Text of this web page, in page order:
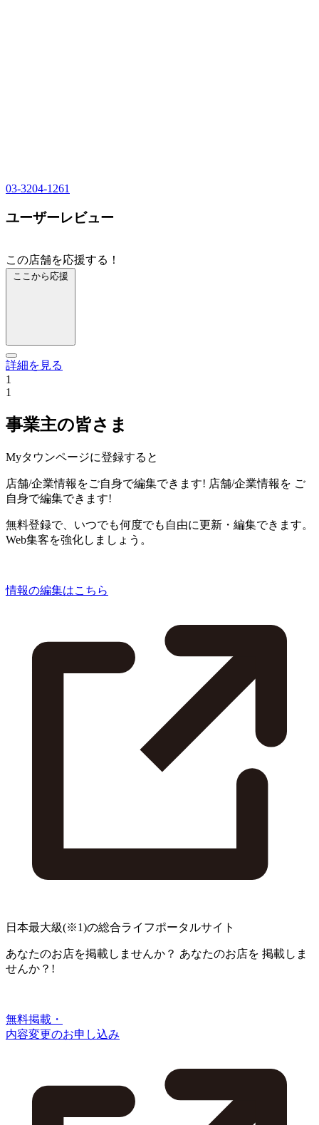
03-3204-1261
ユーザーレビュー
この店舗を応援する！
ここから応援
詳細を見る
1
1
事業主の皆さま
Myタウンページに登録すると
店舗/企業情報をご自身で編集できます! 店舗/企業情報を ご
自身で編集できます!
無料登録で、いつでも何度でも自由に更新・編集できます。
Web集客を強化しましょう。
情報の編集はこちら
日本最大級(※1)の総合ライフポータルサイト
あなたのお店を掲載しませんか？ あなたのお店を 掲載しま
せんか？!
無料掲載・
内容変更のお申し込み